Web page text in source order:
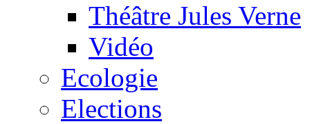
Théâtre Jules Verne
Vidéo
Ecologie
Elections